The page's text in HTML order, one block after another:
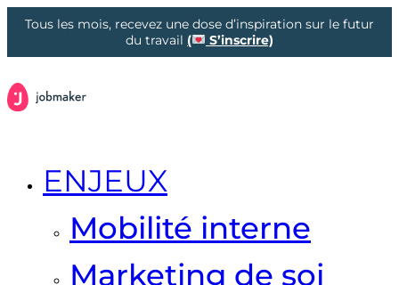
Tous les mois, recevez une dose d’inspiration sur le futur
du travail ( S’inscrire)
ENJEUX
Mobilité interne
Marketing de soi